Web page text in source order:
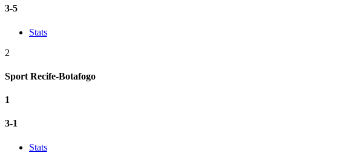
3-5
Stats
2
Sport Recife-Botafogo
1
3-1
Stats